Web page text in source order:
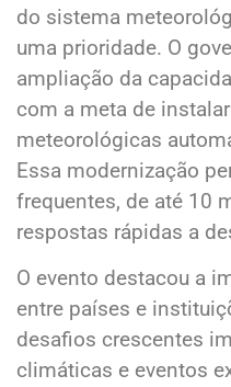
do sistema
uma prioridade. O
ampliação da
com a meta de
meteorológicas
Essa modernização
frequentes, de até 10
respostas rápidas a
O evento destacou a
entre países e
desafios crescentes
climáticas e eventos